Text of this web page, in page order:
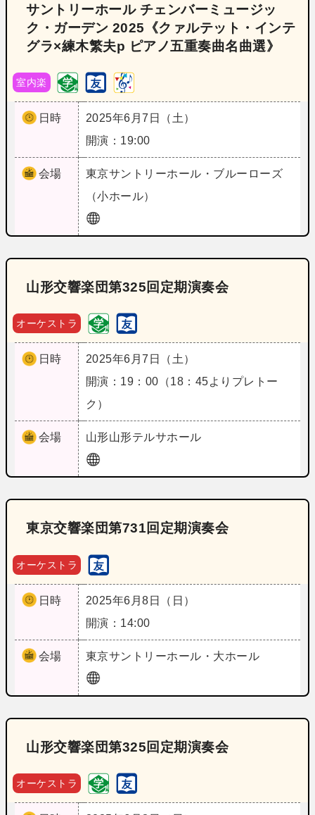
サントリーホール チェンバーミュージッ
ク・ガーデン 2025《クァルテット・インテ
グラ×練木繁夫p ピアノ五重奏曲名曲選》
室内楽
日時
2025年6月7日（土）
開演：19:00
会場 東京サントリーホール・ブルーローズ
（小ホール）
山形交響楽団第325回定期演奏会
オーケストラ
日時
2025年6月7日（土）
開演：19：00（18：45よりプレトー
ク）
会場 山形山形テルサホール
東京交響楽団第731回定期演奏会
オーケストラ
日時
2025年6月8日（日）
開演：14:00
会場 東京サントリーホール・大ホール
山形交響楽団第325回定期演奏会
オーケストラ